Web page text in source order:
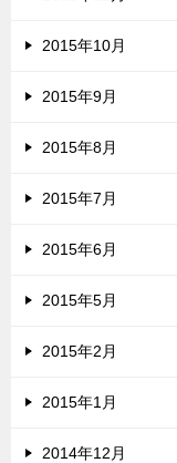
2015年10月
2015年9月
2015年8月
2015年7月
2015年6月
2015年5月
2015年2月
2015年1月
2014年12月